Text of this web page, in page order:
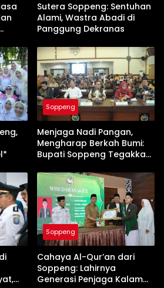
Sutera Soppeng: Sentuhan
Alami, Wastra Abadi di
Panggung Dekranas
Soppeng
Menjaga Nadi Pangan,
Mengharap Berkah Bumi:
Bupati Soppeng Tegakkan
Soppeng
Cahaya Al-Qur’an dari
Soppeng: Lahirnya
Generasi Penjaga Kalam